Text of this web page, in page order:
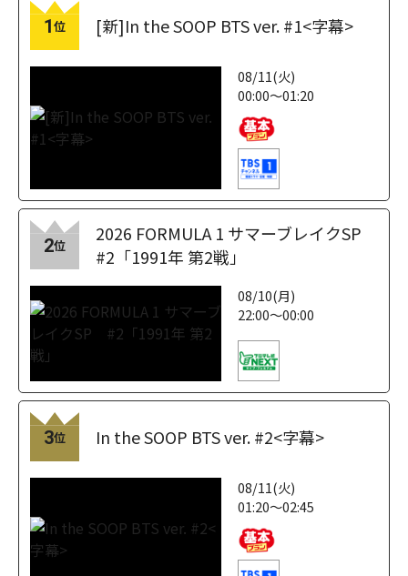
1位 [新]In the SOOP BTS ver. #1<字幕>
08/11(火)
00:00～01:20
2位
2026 FORMULA 1 サマーブレイクSP
#2「1991年 第2戦」
08/10(月)
22:00～00:00
3位 In the SOOP BTS ver. #2<字幕>
08/11(火)
01:20～02:45